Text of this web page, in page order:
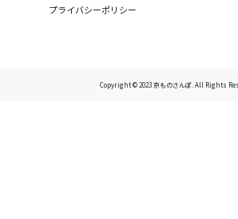
プライバシーポリシー
Copyright © 2023 京ものさんぽ. All Rights